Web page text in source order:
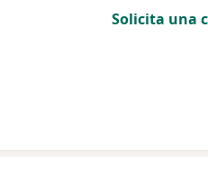
Solicita una